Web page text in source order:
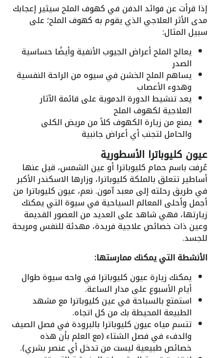
إذا قرأت عن فوائد الدفن في كهوف الملح سيثير إعجابك
مدى الأثر العلاجي الذي يقوم به كهوف الملح؛ على
سبيل المثال:
يعالج الملح أعراض الجيوب الأنفية وأيضًا حساسية
الصدر
يساهم الملح الخشن في سيوه من الراحة النفسية
وهدوء الأعصاب
يعد تنشيط الدورة الدموية على قائمة الآثار
العلاجية لكهوف الملح
يمنع من زيارة الكهوف كلاً من مريض الكلى
والحامل لتجنب أي أعراض جانبية
عيون كليوباترا الأسطورية
عُرفت باسم حمام كليوباترا أو عين الشمس، قيل عنها
أساطير تتعلق بالملكة كليوباترا، وزارها الاسكندر الأكبر
في طريق رحلته إلى معبد آمون. نعم، عيون كليوباترا من
أجمل وأحلى المعالم السياحية في سيوة التي يمكنك
زيارتها، فهي شاهد على العديد من العصور القديمة
وعين ذات خصائص علاجية فريدة، مهدئة للنفس ومريحة
للجسد.
الأنشطة التي يمكنك ممارستها:
يمكنك زيارة عيون كليوباترا في واحه سيوة طوال
أيام الأسبوع على مدار الساعة.
استمتع بالسباحة في عين كليوباترا مع مشهد
الطبيعة المحيطة بك من كل اتجاه.
تتسم مياه عيون كليوباترا بالبرودة في فصل الصيف
والدفء في فصل الشتاء (مع العلم بأن هذه
خصائص طبيعية ليست من تدخل أي عنصر بشري).